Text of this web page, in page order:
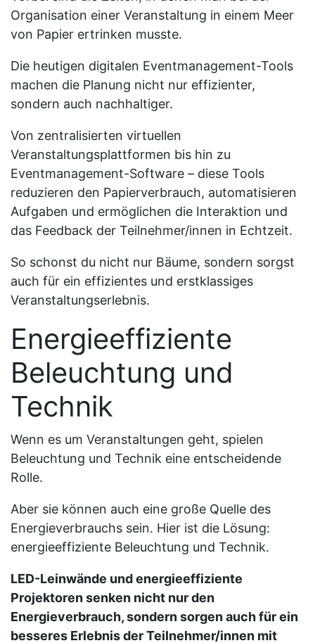
Organisation einer Veranstaltung in einem Meer
von Papier ertrinken musste.
Die heutigen digitalen Eventmanagement-Tools
machen die Planung nicht nur effizienter,
sondern auch nachhaltiger.
Von zentralisierten virtuellen
Veranstaltungsplattformen bis hin zu
Eventmanagement-Software – diese Tools
reduzieren den Papierverbrauch, automatisieren
Aufgaben und ermöglichen die Interaktion und
das Feedback der Teilnehmer/innen in Echtzeit.
So schonst du nicht nur Bäume, sondern sorgst
auch für ein effizientes und erstklassiges
Veranstaltungserlebnis.
Energieeffiziente
Beleuchtung und
Technik
Wenn es um Veranstaltungen geht, spielen
Beleuchtung und Technik eine entscheidende
Rolle.
Aber sie können auch eine große Quelle des
Energieverbrauchs sein. Hier ist die Lösung:
energieeffiziente Beleuchtung und Technik.
LED-Leinwände und energieeffiziente
Projektoren senken nicht nur den
Energieverbrauch, sondern sorgen auch für ein
besseres Erlebnis der Teilnehmer/innen mit